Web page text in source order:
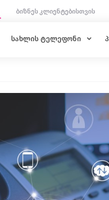
ბიზნეს კლიენტებისთვის
სახლის ტელეფონი